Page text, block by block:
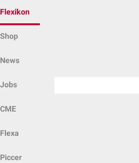
Flexikon
Shop
News
Jobs
CME
Flexa
Piccer